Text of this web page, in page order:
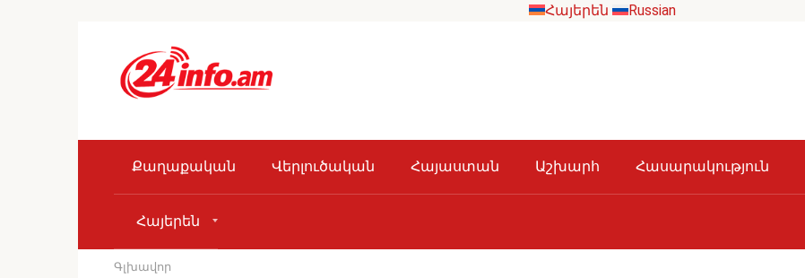
Հայերեն Russian
Քաղաքական Վերլուծական Հայաստան Աշխարհ Հասարակություն
Հայերեն
Գլխավոր